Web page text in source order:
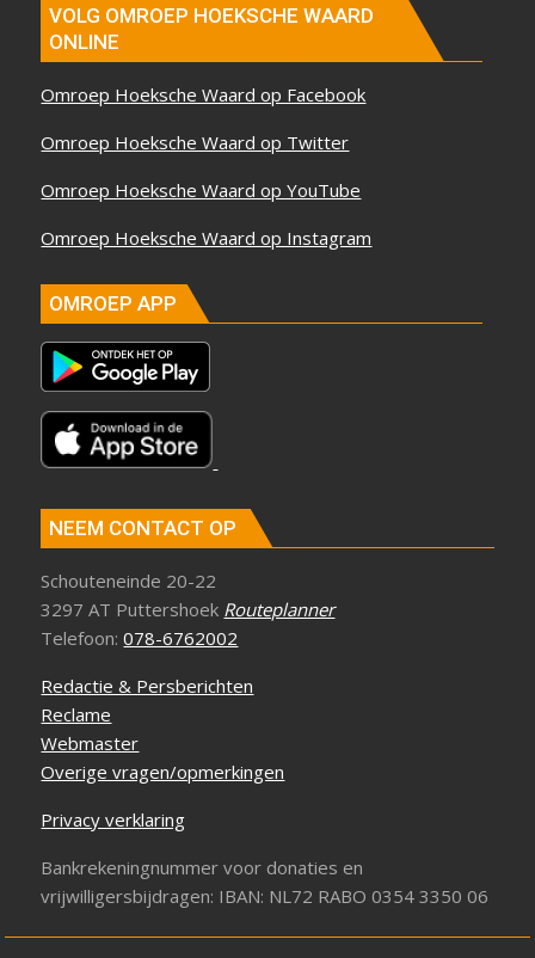
VOLG OMROEP HOEKSCHE WAARD
ONLINE
Omroep Hoeksche Waard op Facebook
Omroep Hoeksche Waard op Twitter
Omroep Hoeksche Waard op YouTube
Omroep Hoeksche Waard op Instagram
OMROEP APP
NEEM CONTACT OP
Schouteneinde 20-22
3297 AT Puttershoek Routeplanner
Telefoon:078-6762002
Redactie & Persberichten
Reclame
Webmaster
Overige vragen/opmerkingen
Privacy verklaring
Bankrekeningnummer voor donaties en
vrijwilligersbijdragen: IBAN: NL72 RABO 0354 3350 06